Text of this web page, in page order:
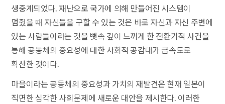
생중계되었다. 재난으로 국가에 의해 만들어진 시스템이
멈췄을 때 자신들을 구할 수 있는 것은 바로 자신과 자신 주변에
있는 사람들이라는 것을 뼛속 깊이 느끼게 한 전환기적 사건을
통해 공동체의 중요성에 대한 사회적 공감대가 급속도로
확산한 것이다.
마을이라는 공동체의 중요성과 가치의 재발견은 현재 일본이
직면한 심각한 사회문제에 새로운 대안을 제시한다. 이러한